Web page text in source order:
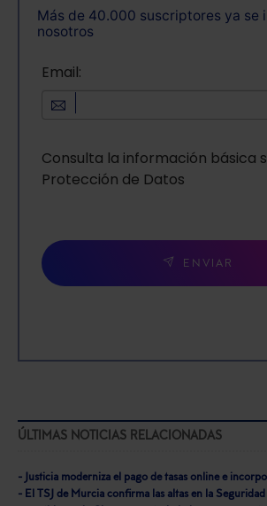
Más de 40.000 suscriptores ya se
nosotros
Email:
Consulta la información básica
Protección de Datos
ENVIAR
ÚLTIMAS NOTICIAS RELACIONADAS
- Justicia moderniza el pago de tasas online e
- El TSJ de Murcia confirma las altas en la